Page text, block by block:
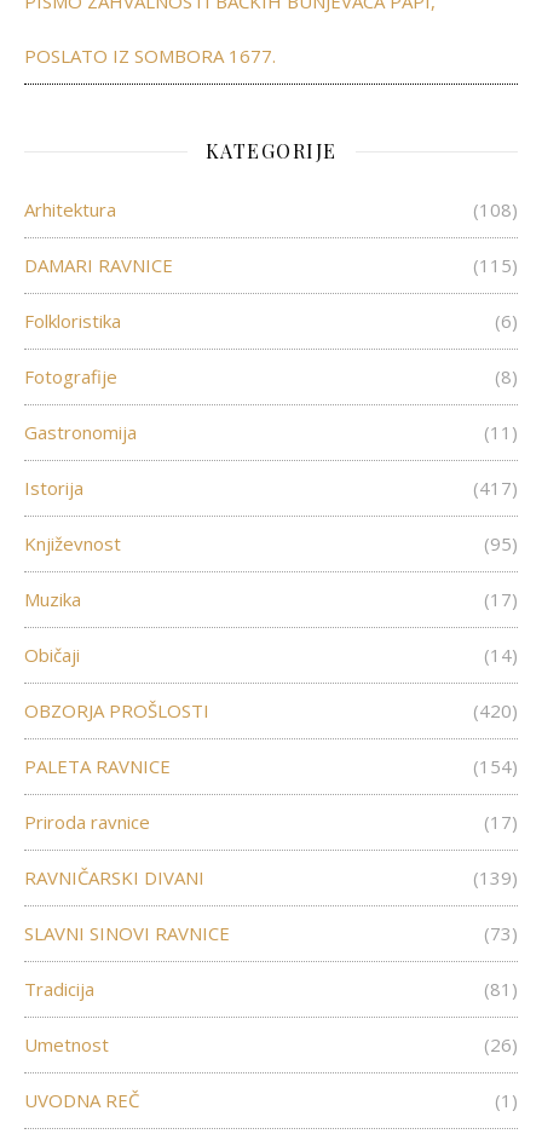
POSLATO IZ SOMBORA 1677.
KATEGORIJE
Arhitektura (108)
DAMARI RAVNICE (115)
Folkloristika (6)
Fotografije (8)
Gastronomija (11)
Istorija (417)
Književnost (95)
Muzika (17)
Običaji (14)
OBZORJA PROŠLOSTI (420)
PALETA RAVNICE (154)
Priroda ravnice (17)
RAVNIČARSKI DIVANI (139)
SLAVNI SINOVI RAVNICE (73)
Tradicija (81)
Umetnost (26)
UVODNA REČ (1)